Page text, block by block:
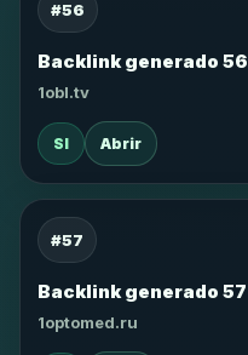
#56
Backlink generado 56
1obl.tv
SI Abrir
#57
Backlink generado 57
1optomed.ru